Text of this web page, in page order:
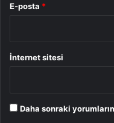
E-posta *
İnternet sitesi
Daha sonraki